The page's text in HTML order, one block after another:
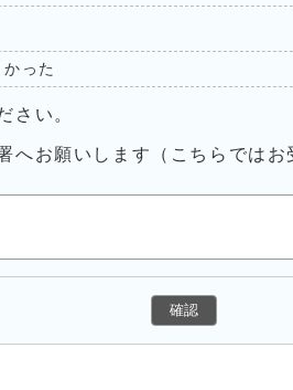
った
さい。
へお願いします（こちらでは